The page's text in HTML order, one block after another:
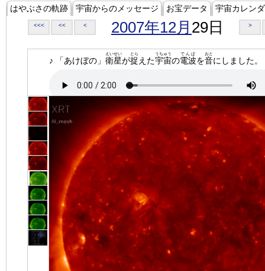
はやぶさの軌跡 宇宙からのメッセージ お宝データ 宇宙カレン
<<< << < 2007年12月 29日 >
♪ 「あけぼの」 衛星
えいせい
が捉
とら
えた宇宙
うちゅう
の電波
でんぱ
を音
おと
にしました。